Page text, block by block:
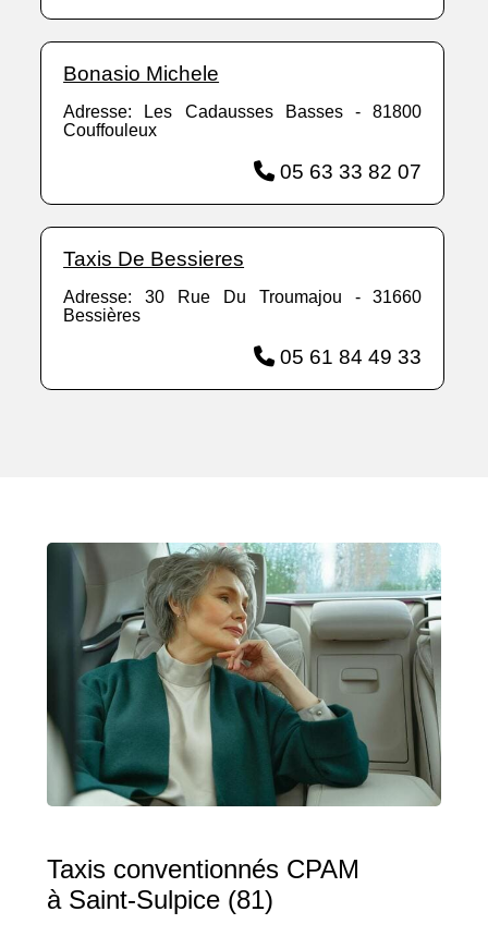
Bonasio Michele
Adresse: Les Cadausses Basses - 81800
Couffouleux
05 63 33 82 07
Taxis De Bessieres
Adresse: 30 Rue Du Troumajou - 31660
Bessières
05 61 84 49 33
Taxis conventionnés CPAM
à Saint-Sulpice (81)